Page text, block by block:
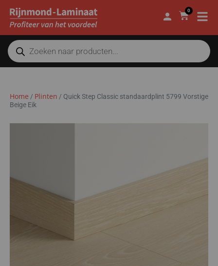
0
Home / Plinten / Quick Step Classic standaardplint 5799 Vorstige
Beige Eik